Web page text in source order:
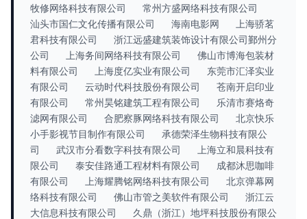
牧修网络科技有限公司
常州方盛网络科技有限公司
汕头市国仁文化传播有限公司
海南电影网
上海骄茗
君科技有限公司
浙江远盛建筑装饰设计有限公司鄞州分
公司
上海务间网络科技有限公司
佛山市博海包装材
料有限公司
上海度亿实业有限公司
东莞市汇泽实业
有限公司
云动时代科技股份有限公司
苍南开启印业
有限公司
常州昊铭建筑工程有限公司
乐清市赛烙奇
滤网有限公司
合肥察豚网络科技有限公司
北京快乐
小手影视节目制作有限公司
承德荣泽生物科技有限公
司
武汉市分看数字科技有限公司
上海立和晨科技有
限公司
泰安佳路通工程材料有限公司
成都沐思咖啡
有限公司
上海耀腾铭网络科技有限公司
北京弹幕网
络科技有限公司
佛山市管之美软件有限公司
浙江云
大信息科技有限公司
久鼎（浙江）地坪科技股份有限公